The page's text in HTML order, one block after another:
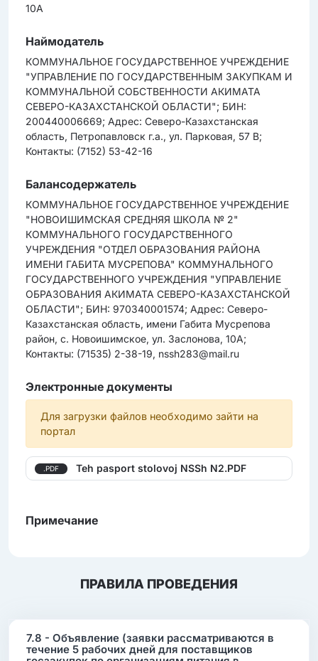
10А
Наймодатель
КОММУНАЛЬНОЕ ГОСУДАРСТВЕННОЕ УЧРЕЖДЕНИЕ
"УПРАВЛЕНИЕ ПО ГОСУДАРСТВЕННЫМ ЗАКУПКАМ И
КОММУНАЛЬНОЙ СОБСТВЕННОСТИ АКИМАТА
СЕВЕРО-КАЗАХСТАНСКОЙ ОБЛАСТИ"; БИН:
200440006669; Адрес: Северо-Казахстанская
область, Петропавловск г.а., ул. Парковая, 57 В;
Контакты: (7152) 53-42-16
Балансодержатель
КОММУНАЛЬНОЕ ГОСУДАРСТВЕННОЕ УЧРЕЖДЕНИЕ
"НОВОИШИМСКАЯ СРЕДНЯЯ ШКОЛА № 2"
КОММУНАЛЬНОГО ГОСУДАРСТВЕННОГО
УЧРЕЖДЕНИЯ "ОТДЕЛ ОБРАЗОВАНИЯ РАЙОНА
ИМЕНИ ГАБИТА МУСРЕПОВА" КОММУНАЛЬНОГО
ГОСУДАРСТВЕННОГО УЧРЕЖДЕНИЯ "УПРАВЛЕНИЕ
ОБРАЗОВАНИЯ АКИМАТА СЕВЕРО-КАЗАХСТАНСКОЙ
ОБЛАСТИ"; БИН: 970340001574; Адрес: Северо-
Казахстанская область, имени Габита Мусрепова
район, с. Новоишимское, ул. Заслонова, 10А;
Контакты: (71535) 2-38-19, nssh283@mail.ru
Электронные документы
Для загрузки файлов необходимо зайти на
портал
.PDF Teh pasport stolovoj NSSh N2.PDF
Примечание
ПРАВИЛА ПРОВЕДЕНИЯ
7.8 - Объявление (заявки рассматриваются в
течение 5 рабочих дней для поставщиков